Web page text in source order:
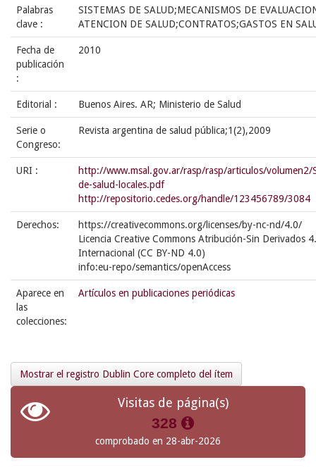
Palabras
clave :
SISTEMAS DE SALUD;MECANISMOS DE
ATENCION DE SALUD;CONTRATOS;GASTOS EN
Fecha de
publicación
:
2010
Editorial : Buenos Aires. AR; Ministerio de Salud
Serie o
Congreso:
Revista argentina de salud pública;1(2),2009
URI :
http://www.msal.gov.ar/rasp/rasp/articulos/volumen2/
de-salud-locales.pdf
http://repositorio.cedes.org/handle/123456789/3084
Derechos:
https://creativecommons.org/licenses/by-nc-nd/4.0/
Licencia Creative Commons Atribución-Sin Derivados
Internacional (CC BY-ND 4.0)
info:eu-repo/semantics/openAccess
Aparece en
las
colecciones:
Artículos en publicaciones periódicas
Mostrar el registro Dublin Core completo del ítem
Visitas de página(s)
328
comprobado en 28-abr-2026